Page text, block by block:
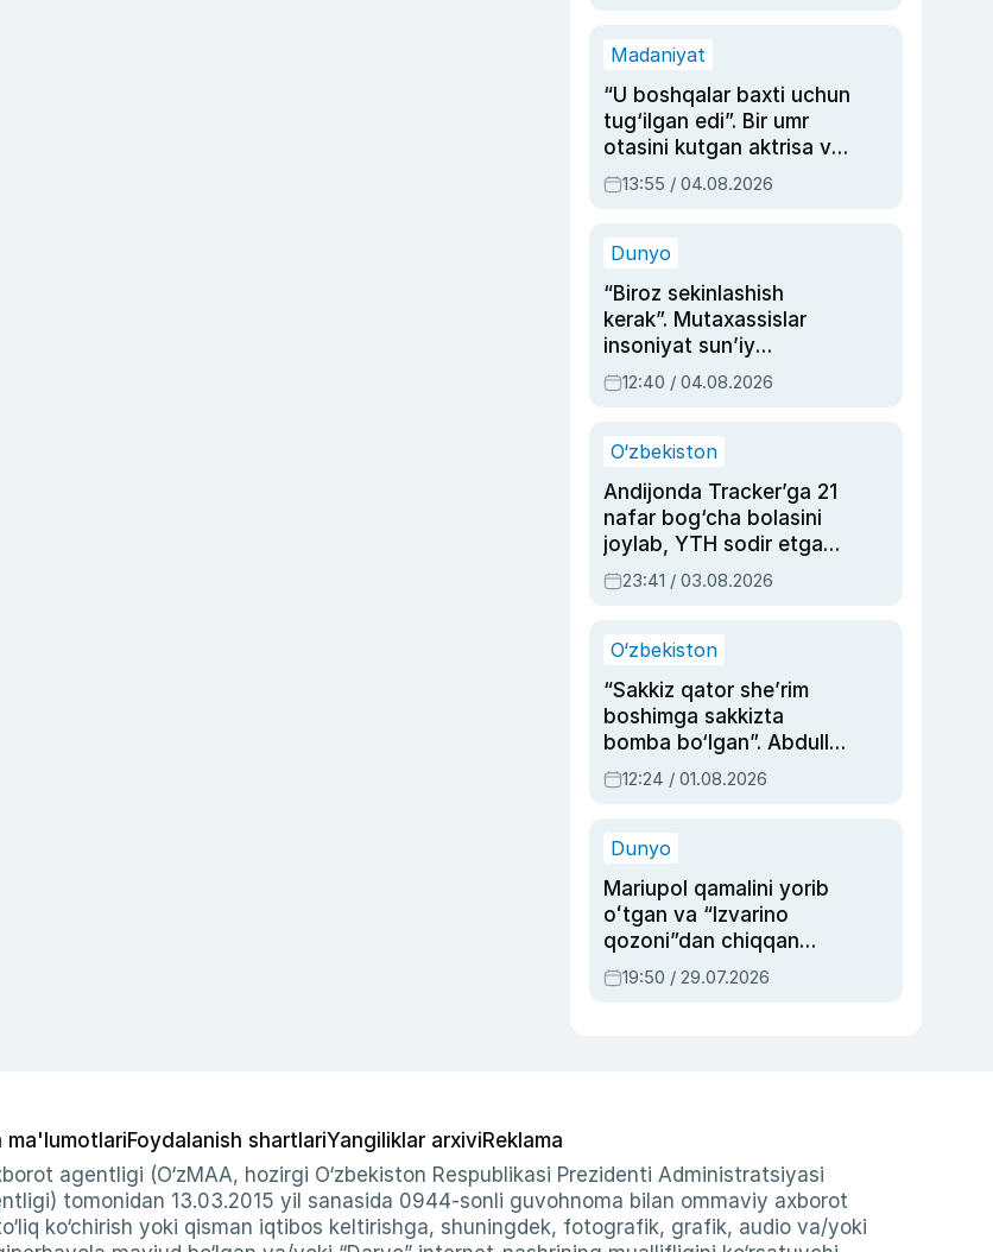
Madaniyat
“U boshqalar baxti uchun
tug‘ilgan edi”. Bir umr
otasini kutgan aktrisa va
dublyaj ustasi Rimma
Ahmedovaning
13:55 / 04.08.2026
Dunyo
“Biroz sekinlashish
kerak”. Mutaxassislar
insoniyat sun’iy
intellektni boshqara
olmay qolishidan xavotir
12:40 / 04.08.2026
O‘zbekiston
Andijonda Tracker’ga 21
nafar bog‘cha bolasini
joylab, YTH sodir etgan
ayolga sud hukmi o‘qildi
23:41 / 03.08.2026
O‘zbekiston
“Sakkiz qator she’rim
boshimga sakkizta
bomba bo‘lgan”. Abdulla
Oripovni siyosiy
ayblovlardan asrab
12:24 / 01.08.2026
Dunyo
Mariupol qamalini yorib
oʻtgan va “Izvarino
qozoni”dan chiqqan
qahramon — Ukraina
armiyasi bosh
19:50 / 29.07.2026
ma'lumotlariFoydalanish shartlariYangiliklar arxiviReklama
agentligi (O‘zMAA, hozirgi O‘zbekiston Respublikasi Prezidenti Administratsiyasi
tomonidan 13.03.2015 yil sanasida 0944-sonli guvohnoma bilan ommaviy axborot
ko‘chirish yoki qisman iqtibos keltirishga, shuningdek, fotografik, grafik, audio va/yoki